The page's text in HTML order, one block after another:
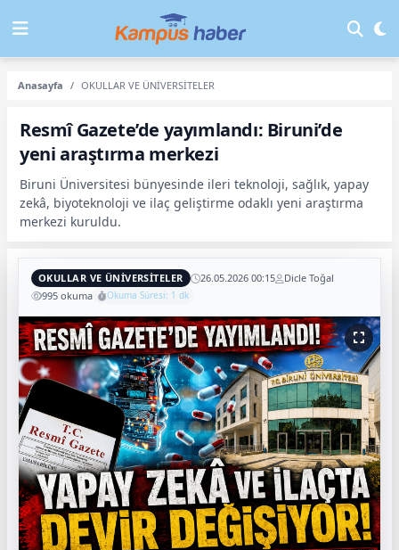
Anasayfa OKULLAR VE ÜNİVERSİTELER
Resmî Gazete’de yayımlandı: Biruni’de
yeni araştırma merkezi
Biruni Üniversitesi bünyesinde ileri teknoloji, sağlık, yapay
zekâ, biyoteknoloji ve ilaç geliştirme odaklı yeni araştırma
merkezi kuruldu.
OKULLAR VE ÜNİVERSİTELER 26.05.2026 00:15
Dicle Toğal
995 okuma
Okuma Süresi: 1 dk